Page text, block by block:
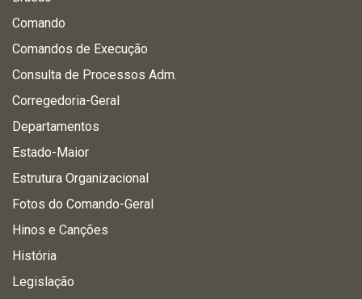
Comando
Comandos de Execução
Consulta de Processos Adm.
Corregedoria-Geral
Departamentos
Estado-Maior
Estrutura Organizacional
Fotos do Comando-Geral
Hinos e Canções
História
Legislação